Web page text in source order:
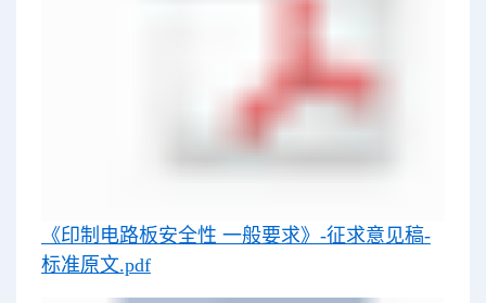
《印制电路板安全性 一般要求》-征求意见稿-
标准原文.pdf